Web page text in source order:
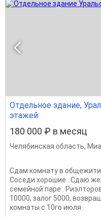
Отдельное здание,
этажей
180 000 ₽ в месяц
Челябинская область,
Сдам комнату в
Соседи хорошие . Сдаю
семейной паре .
10000, залог 5000,
комнаты с 10го июля .